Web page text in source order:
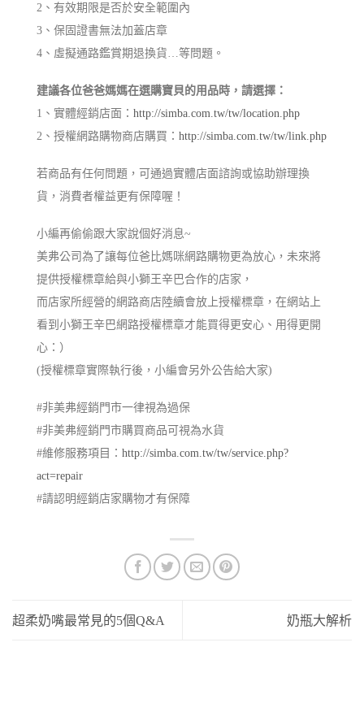
2、有效期限是否於安全範圍內
3、保固證書無法加蓋店章
4、虛擬通路鑑賞期退換貨…等問題。
建議各位爸爸媽媽在選購寶貝的用品時，請選擇：
1、實體經銷店面： http://simba.com.tw/tw/location.php
2、授權網路購物商店購買： http://simba.com.tw/tw/link.php
若商品有任何問題，可通過實體店面諮詢或協助辦理換
貨，消費者權益更有保障喔！
小編再偷偷跟大家說個好消息~
美弗公司為了讓每位爸比媽咪網路購物更為放心，未來將
提供授權標章給與小獅王辛巴合作的店家，
而店家所經營的網路商店陸續會放上授權標章，在網站上
看到小獅王辛巴網路授權標章才能買得更安心、用得更開
心：）
(授權標章實際執行後，小編會另外公告給大家)
#非美弗經銷門市一律視為過保
#非美弗經銷門市購買商品可視為水貨
#維修服務項目： http://simba.com.tw/tw/service.php?
act=repair
#請認明經銷店家購物才有保障
超柔奶嘴最常見的5個Q&A 奶瓶大解析